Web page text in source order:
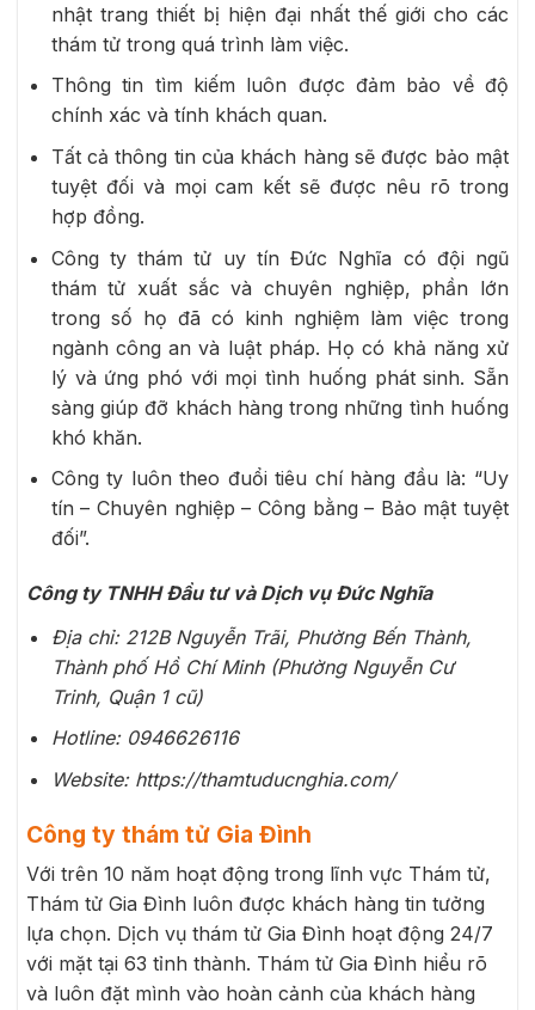
nhật trang thiết bị hiện đại nhất thế giới cho các
thám tử trong quá trình làm việc.
Thông tin tìm kiếm luôn được đảm bảo về độ
chính xác và tính khách quan.
Tất cả thông tin của khách hàng sẽ được bảo mật
tuyệt đối và mọi cam kết sẽ được nêu rõ trong
hợp đồng.
Công ty thám tử uy tín Đức Nghĩa có đội ngũ
thám tử xuất sắc và chuyên nghiệp, phần lớn
trong số họ đã có kinh nghiệm làm việc trong
ngành công an và luật pháp. Họ có khả năng xử
lý và ứng phó với mọi tình huống phát sinh. Sẵn
sàng giúp đỡ khách hàng trong những tình huống
khó khăn.
Công ty luôn theo đuổi tiêu chí hàng đầu là: “Uy
tín – Chuyên nghiệp – Công bằng – Bảo mật tuyệt
đối”.
Công ty TNHH Đầu tư và Dịch vụ Đức Nghĩa
Địa chỉ: 212B Nguyễn Trãi, Phường Bến Thành,
Thành phố Hồ Chí Minh (Phường Nguyễn Cư
Trinh, Quận 1 cũ)
Hotline: 0946626116
Website: https://thamtuducnghia.com/
Công ty thám tử Gia Đình
Với trên 10 năm hoạt động trong lĩnh vực Thám tử,
Thám tử Gia Đình luôn được khách hàng tin tưởng
lựa chọn. Dịch vụ thám tử Gia Đình hoạt động 24/7
với mặt tại 63 tỉnh thành. Thám tử Gia Đình hiểu rõ
và luôn đặt mình vào hoàn cảnh của khách hàng